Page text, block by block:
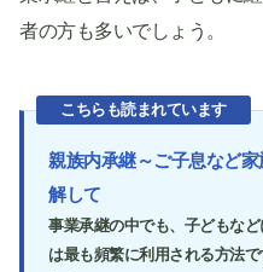
者の方も多いでしょう。
こちらも読まれています
親族内承継～ご子息など
解して
事業承継の中でも、子どもな
は最も頻繁に利用される方法